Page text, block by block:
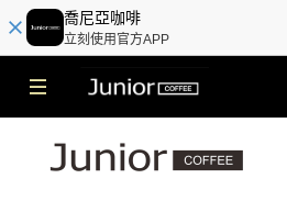
喬尼亞咖啡
立刻使用官方APP